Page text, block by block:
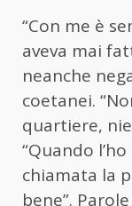
“Con me è
aveva mai
neanche
coetanei.
quartiere,
“Quando
chiamata la
bene”.